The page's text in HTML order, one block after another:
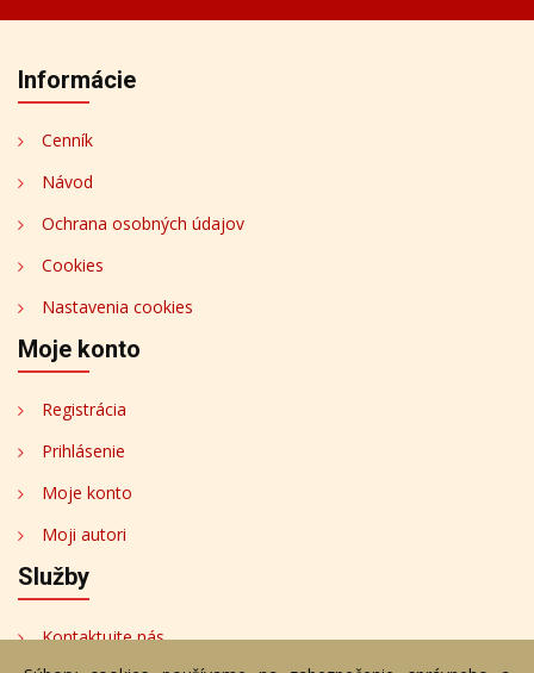
Informácie
Cenník
Návod
Ochrana osobných údajov
Cookies
Nastavenia cookies
Moje konto
Registrácia
Prihlásenie
Moje konto
Moji autori
Služby
Kontaktujte nás